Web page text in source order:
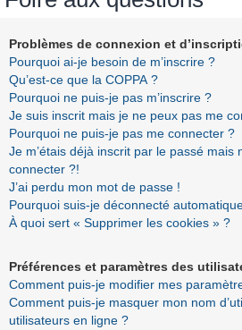
Problèmes de connexion et
Pourquoi ai-je besoin de m’inscrire ?
Qu’est-ce que la COPPA ?
Pourquoi ne puis-je pas m’inscrire ?
Je suis inscrit mais je ne peux pas me
Pourquoi ne puis-je pas me connecter ?
Je m’étais déjà inscrit par le passé mais
connecter ?!
J’ai perdu mon mot de passe !
Pourquoi suis-je déconnecté
À quoi sert « Supprimer les cookies » ?
Préférences et paramètres des
Comment puis-je modifier mes
Comment puis-je masquer mon nom
utilisateurs en ligne ?